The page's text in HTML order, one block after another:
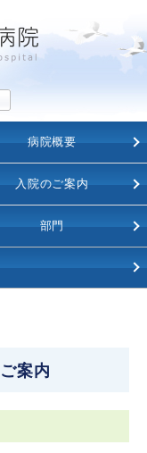
病院概要
入院のご案内
部門
案内